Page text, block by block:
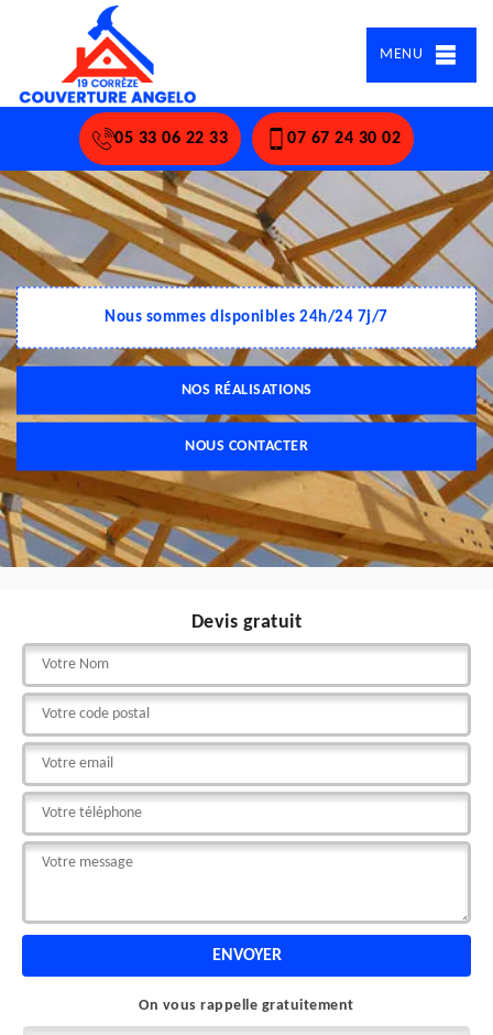
MENU
05 33 06 22 33 07 67 24 30 02
Nous sommes disponibles 24h/24 7j/7
NOS RÉALISATIONS
NOUS CONTACTER
Devis gratuit
On vous rappelle gratuitement